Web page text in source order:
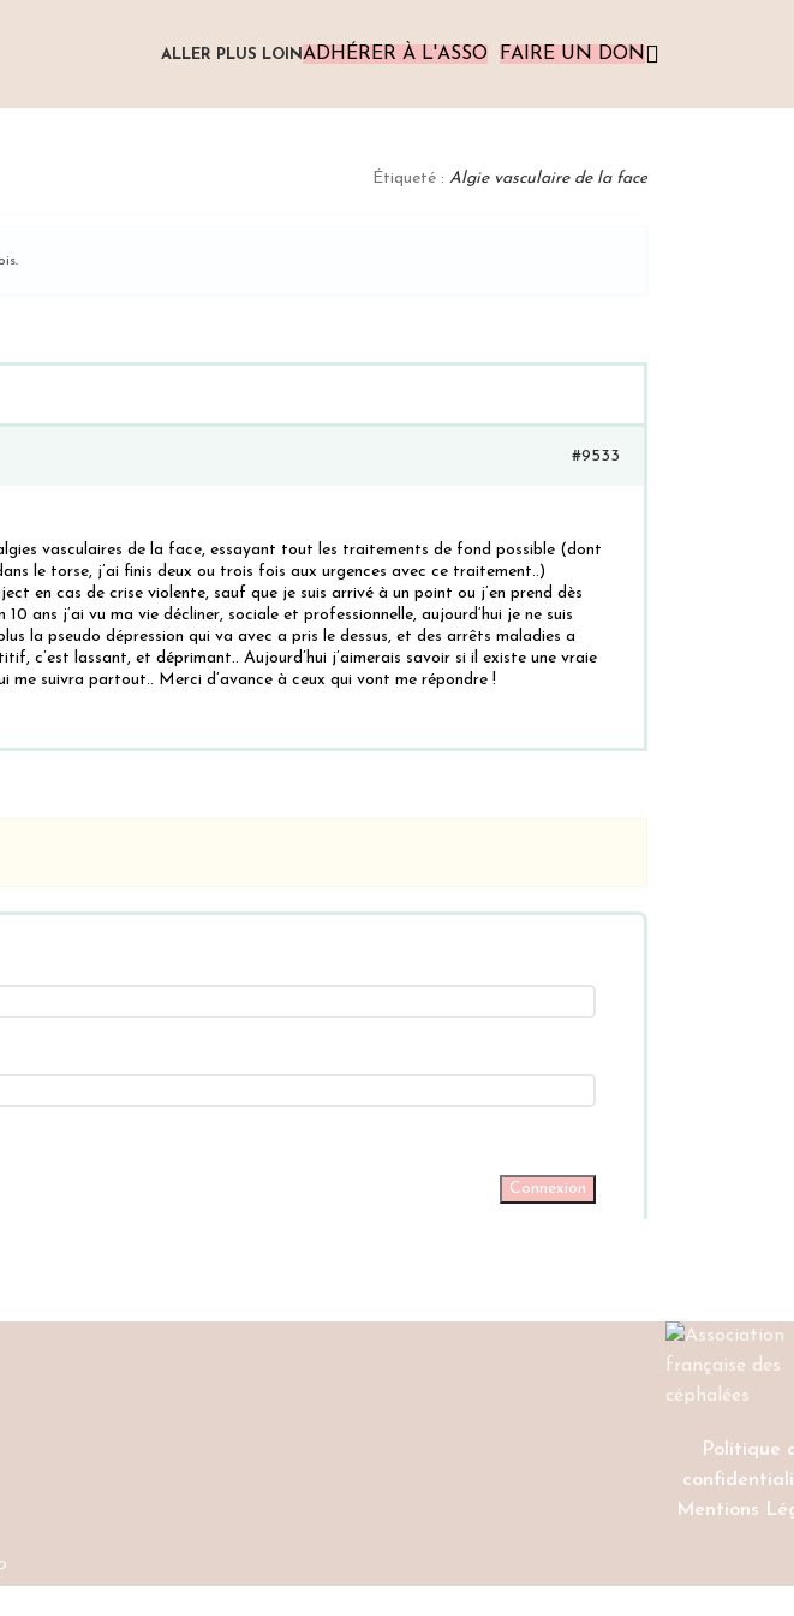
ALLER PLUS LOIN ADHÉRER À L'ASSO FAIRE UN DON
Étiqueté : Algie vasculaire de la face
.
#9533
vasculaires de la face, essayant tout les traitements de fond possible (dont
le torse, j’ai finis deux ou trois fois aux urgences avec ce traitement..)
en cas de crise violente, sauf que je suis arrivé à un point ou j’en prend dès
ans j’ai vu ma vie décliner, sociale et professionnelle, aujourd’hui je ne suis
la pseudo dépression qui va avec a pris le dessus, et des arrêts maladies a
c’est lassant, et déprimant.. Aujourd’hui j’aimerais savoir si il existe une vraie
suivra partout.. Merci d’avance à ceux qui vont me répondre !
Connexion
Politique
Mentions